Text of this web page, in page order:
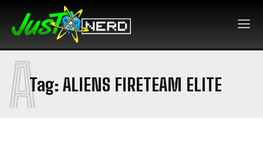
Tag: ALIENS FIRETEAM ELITE
A